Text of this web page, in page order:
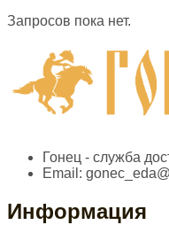
Запросов пока нет.
Гонец - служба
Email:
Информация